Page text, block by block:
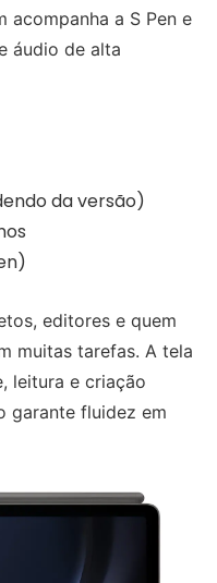
acompanha a S Pen e
áudio de alta
da versão)
editores e quem
muitas tarefas. A tela
leitura e criação
garante fluidez em